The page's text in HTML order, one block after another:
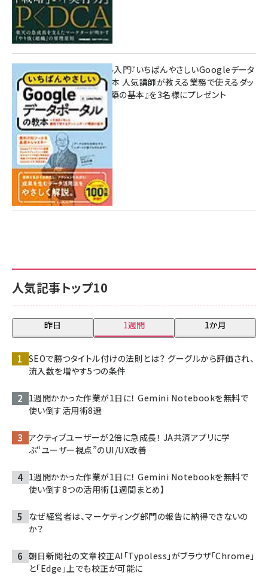
人気記事トップ10
昨日 1週間 1か月
SEOで勝つタイトル付けの法則とは？ グーグルから評価され、
流入数を増やす5つの条件
1週間かかった作業が1日に！ Gemini Notebookを無料で
使い倒す活用術8選
アクティブユーザーが2倍に急成長！ JA共済アプリに学
ぶ“ユーザー視点”のUI/UX改善
1週間かかった作業が1日に！ Gemini Notebookを無料で
使い倒す8つの活用術【1週間まとめ】
なぜ経営者は、マーケティング部門の報告に納得できないの
か？
朝日新聞社の文章校正AI「Typoless」がブラウザ「Chrome」
と「Edge」上でも校正が可能に
無料BIツール入門『いちばんやさしいGoogleデータ
ポータルの教本 人気講師が教える業務で使えるダッ
シュボード構築の基本』を3名様にプレゼント
7月31日 10:00